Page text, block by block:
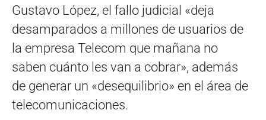
Gustavo López, el fallo judicial «deja
desamparados a millones de usuarios de
la empresa Telecom que mañana no
saben cuánto les van a cobrar», además
de generar un «desequilibrio» en el área de
telecomunicaciones.